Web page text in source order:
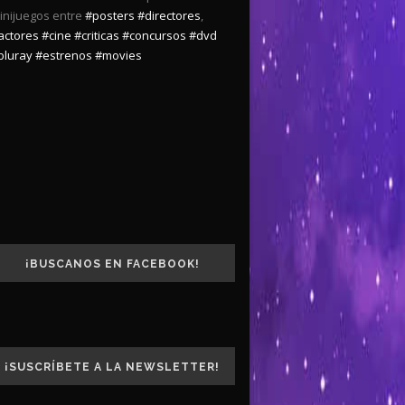
entre #posters #directores,
#cine #criticas #concursos #dvd
#estrenos #movies
¡BUSCANOS EN FACEBOOK!
¡SUSCRÍBETE A LA NEWSLETTER!